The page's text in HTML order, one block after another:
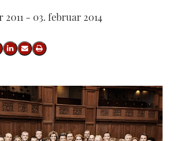
2011 - 03. februar 2014
Facebook
on X (Twitter)
Share on LinkedIn
Send email
Print